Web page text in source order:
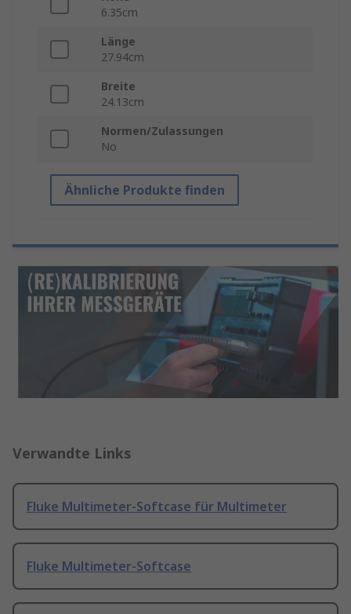
6.35cm
Länge
27.94cm
Breite
24.13cm
Normen/Zulassungen
No
Ähnliche Produkte finden
Verwandte Links
Fluke Multimeter-Softcase für Multimeter
Fluke Multimeter-Softcase